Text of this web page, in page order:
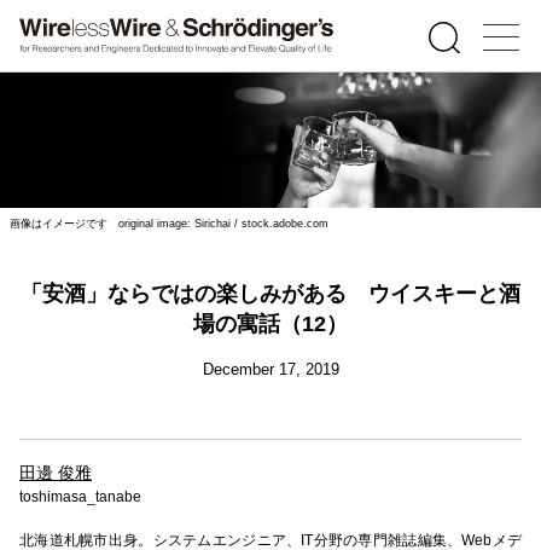
画像はイメージです original image: Sirichai / stock.adobe.com
「安酒」ならではの楽しみがある ウイスキーと酒
場の寓話（12）
December 17, 2019
田邊 俊雅
toshimasa_tanabe
北海道札幌市出身。システムエンジニア、IT分野の専門雑誌編集、Webメデ